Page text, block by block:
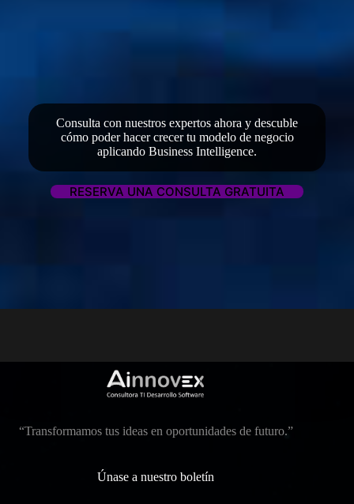
Consulta con nuestros expertos ahora y descuble
cómo poder hacer crecer tu modelo de negocio
aplicando Business Intelligence.
RESERVA UNA CONSULTA GRATUITA
“Transformamos tus ideas en oportunidades de futuro.”
Únase a nuestro boletín